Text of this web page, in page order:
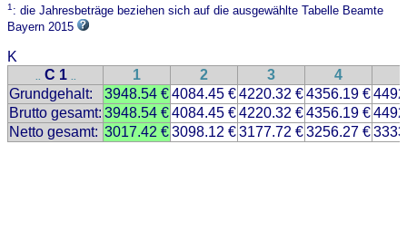
1: die Jahresbeträge beziehen sich auf die ausgewählte Tabelle Beamte
Bayern 2015
K
.. C 1 .. 1 2 3 4
Grundgehalt:
3948.54 €4084.45 €4220.32 €4356.19 €
Brutto gesamt: 3948.54 €4084.45 €4220.32 €4356.19 €
Netto gesamt: 3017.42 €3098.12 €3177.72 €3256.27 €